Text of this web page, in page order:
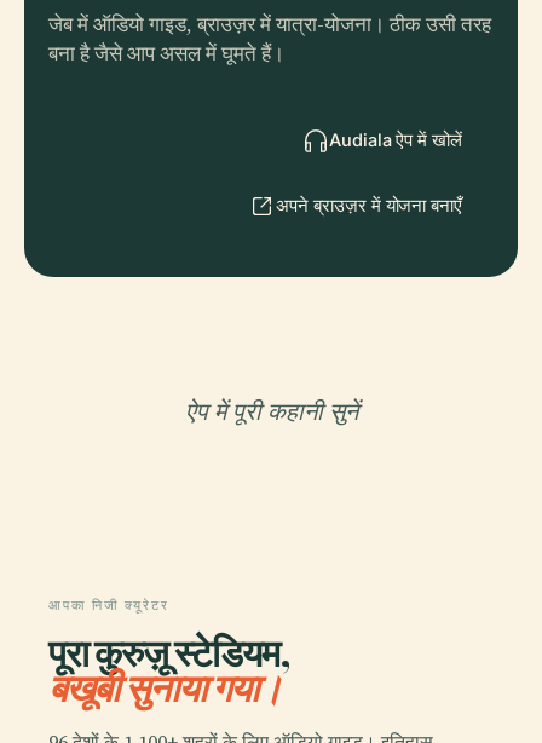
जेब में ऑडियो गाइड, ब्राउज़र में यात्रा-योजना। ठीक उसी तरह
बना है जैसे आप असल में घूमते हैं।
Audiala ऐप में खोलें
अपने ब्राउज़र में योजना बनाएँ
ऐप में पूरी कहानी सुनें
आपका निजी क्यूरेटर
पूरा कुरुज़ू स्टेडियम,
बखूबी सुनाया गया।